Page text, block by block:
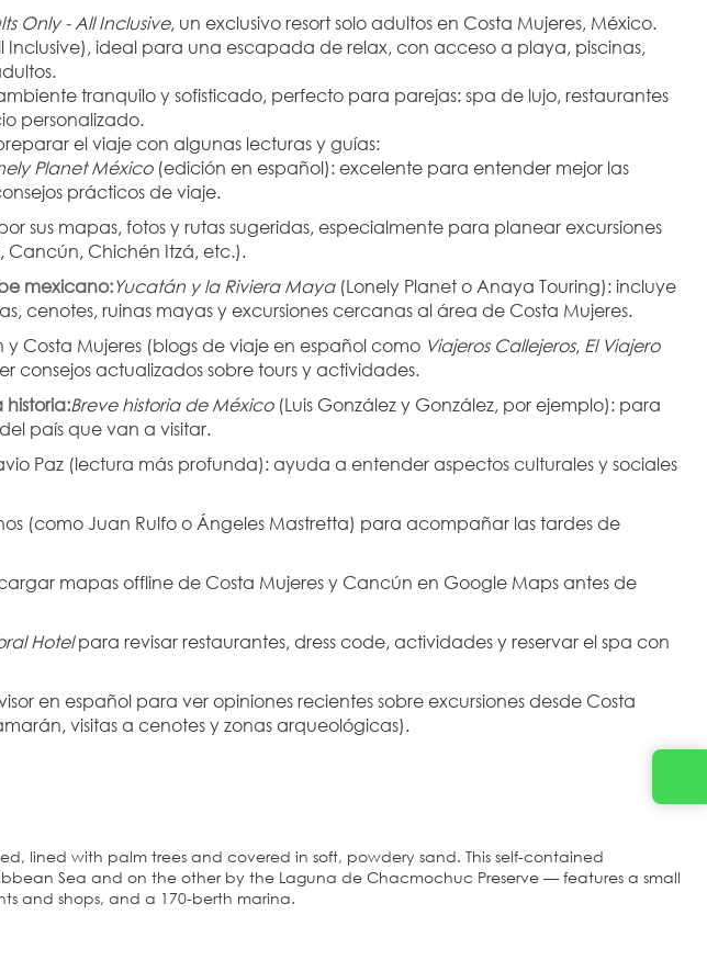
Only - All Inclusive, un exclusivo resort solo adultos en Costa Mujeres, México.
Inclusive), ideal para una escapada de relax, con acceso a playa, piscinas,
tranquilo y sofisticado, perfecto para parejas: spa de lujo, restaurantes
personalizado.
el viaje con algunas lecturas y guías:
Planet México (edición en español): excelente para entender mejor las
prácticos de viaje.
sus mapas, fotos y rutas sugeridas, especialmente para planear excursiones
Cancún, Chichén Itzá, etc.).
mexicano:Yucatán y la Riviera Maya (Lonely Planet o Anaya Touring): incluye
cenotes, ruinas mayas y excursiones cercanas al área de Costa Mujeres.
Costa Mujeres (blogs de viaje en español como Viajeros Callejeros, El Viajero
consejos actualizados sobre tours y actividades.
Breve historia de México (Luis González y González, por ejemplo): para
país que van a visitar.
Paz (lectura más profunda): ayuda a entender aspectos culturales y sociales
(como Juan Rulfo o Ángeles Mastretta) para acompañar las tardes de
mapas offline de Costa Mujeres y Cancún en Google Maps antes de
Hotel para revisar restaurantes, dress code, actividades y reservar el spa con
en español para ver opiniones recientes sobre excursiones desde Costa
visitas a cenotes y zonas arqueológicas).
lined with palm trees and covered in soft, powdery sand. This self-contained
Sea and on the other by the Laguna de Chacmochuc Preserve — features a small
and shops, and a 170-berth marina.